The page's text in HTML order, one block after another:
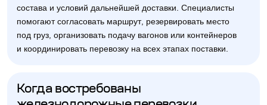
состава и условий дальнейшей доставки. Специалисты
помогают согласовать маршрут, резервировать место
под груз, организовать подачу вагонов или контейнеров
и координировать перевозку на всех этапах поставки.
Когда востребованы